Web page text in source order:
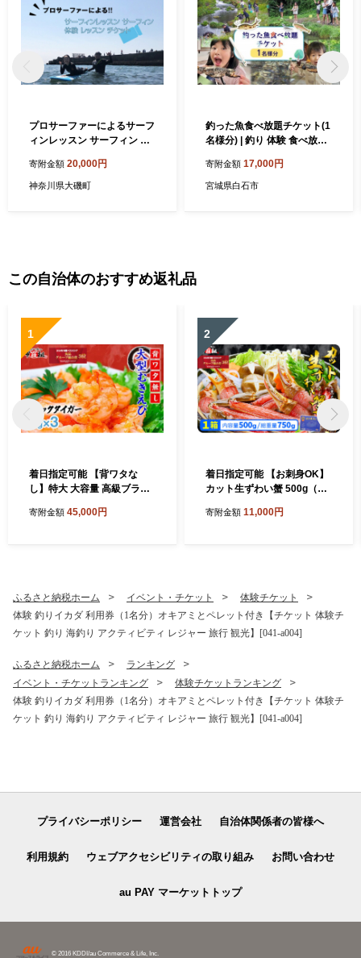
プロサーファーによるサーフ
ィンレッスン サーフィン 体
川県 大磯町 サーフィン レッ
スン レジャー アクティビテ
寄附金額 20,000円
神奈川県大磯町
釣った魚食べ放題チケット(1
名様分) | 釣り 体験 食べ放題
調理 レジャー 旅行 アウトド
ア 釣り堀 チケット 宮城県 白
寄附金額 17,000円
宮城県白石市
この自治体のおすすめ返礼品
1
着日指定可能 【背ワタな
し】特大 大容量 高級ブラッ
約1kg (解凍時800g前後) / 約
寄附金額 45,000円
2
着日指定可能 【お刺身OK】
カット生ずわい蟹 500g（総
敦賀 かに カニ 蟹 ズワイガニ
寄附金額 11,000円
ふるさと納税ホーム イベント・チケット
体験チケット
体験 釣りイカダ 利用券（1名分）オキアミとペレット付き【チケット 体験チ
ケット 釣り 海釣り アクティビティ レジャー 旅行 観光】[041-a004]
ふるさと納税ホーム
ランキング
イベント・チケットランキング
体験チケットランキング
体験 釣りイカダ 利用券（1名分）オキアミとペレット付き【チケット 体験チ
ケット 釣り 海釣り アクティビティ レジャー 旅行 観光】[041-a004]
プライバシーポリシー 運営会社 自治体関係者の皆様へ
利用規約 ウェブアクセシビリティの取り組み お問い合わせ
au PAY マーケットトップ
© 2016 KDDI/au Commerce & Life, Inc.